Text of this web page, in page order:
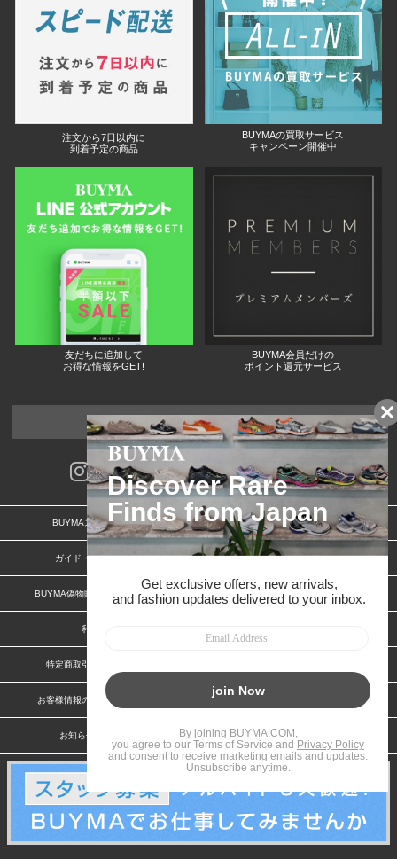
注文から7日以内に
到着予定の商品
BUYMAの買取サービス
キャンペーン開催中
友だちに追加して
お得な情報をGET!
BUYMA会員だけの
ポイント還元サービス
ページトップへ
BUYMAスタートガイド 安心への取り組み
ガイド・お問い合わせ かんたん購入ガイド
BUYMA偽物販売防止の取り組み BUYMA CARD
利用規約
特定商取引法に関する表記
お客様情報の外部送信について
お知らせ(PCサイト) 会社案内